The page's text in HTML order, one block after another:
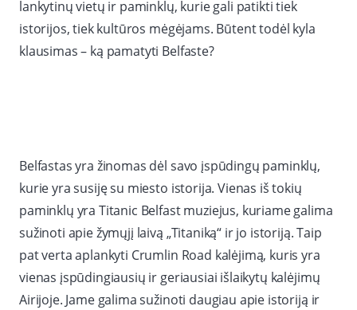
lankytinų vietų ir paminklų, kurie gali patikti tiek
istorijos, tiek kultūros mėgėjams. Būtent todėl kyla
klausimas – ką pamatyti Belfaste?
Belfastas yra žinomas dėl savo įspūdingų paminklų,
kurie yra susiję su miesto istorija. Vienas iš tokių
paminklų yra Titanic Belfast muziejus, kuriame galima
sužinoti apie žymųjį laivą „Titaniką“ ir jo istoriją. Taip
pat verta aplankyti Crumlin Road kalėjimą, kuris yra
vienas įspūdingiausių ir geriausiai išlaikytų kalėjimų
Airijoje. Jame galima sužinoti daugiau apie istoriją ir